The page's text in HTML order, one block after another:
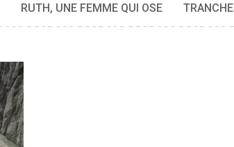
RUTH, UNE FEMME QUI OSE